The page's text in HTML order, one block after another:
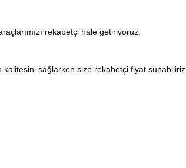
rekabetçi hale getiriyoruz.
sağlarken size rekabetçi fiyat sunabiliriz.